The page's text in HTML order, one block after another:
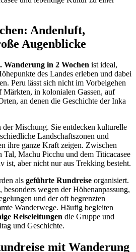
Andenluft,
Augenblicke
Wanderung in 2 Wochen ist ideal,
des Landes erleben und dabei
Peru lässt sich nicht im Vorbeigehen
Märkten, in kolonialen Gassen, auf
an denen die Geschichte der Inka
Mischung. Sie entdecken kulturelle
Landschaftszonen und
ihre ganze Kraft zeigen. Zwischen
Machu Picchu und dem Titicacasee
ist, aber nicht nur aus Trekking besteht.
als geführte Rundreise organisiert.
wegen der Höhenanpassung,
und der oft begrenzten
Wanderwege. Häufig begleiten
Reiseleitungen die Gruppe und
und Geschichte.
mit Wanderung